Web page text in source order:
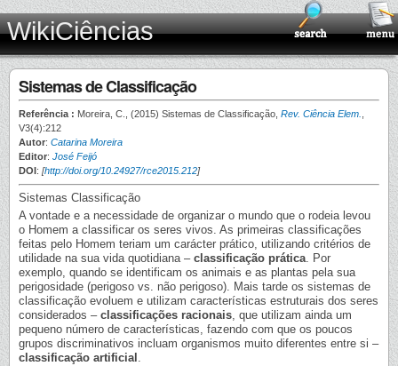
WikiCiências
Sistemas de Classificação
Referência : Moreira, C., (2015) Sistemas de Classificação, Rev. Ciência Elem.
V3(4):212
Autor: Catarina Moreira
Editor: José Feijó
DOI: [http://doi.org/10.24927/rce2015.212]
Sistemas Classificação
A vontade e a necessidade de organizar o mundo que o rodeia levou
o Homem a classificar os seres vivos. As primeiras classificações
feitas pelo Homem teriam um carácter prático, utilizando critérios de
utilidade na sua vida quotidiana – classificação prática. Por
exemplo, quando se identificam os animais e as plantas pela sua
perigosidade (perigoso vs. não perigoso). Mais tarde os sistemas de
classificação evoluem e utilizam características estruturais dos seres
considerados – classificações racionais, que utilizam ainda um
pequeno número de características, fazendo com que os poucos
grupos discriminativos incluam organismos muito diferentes entre si –
classificação artificial .